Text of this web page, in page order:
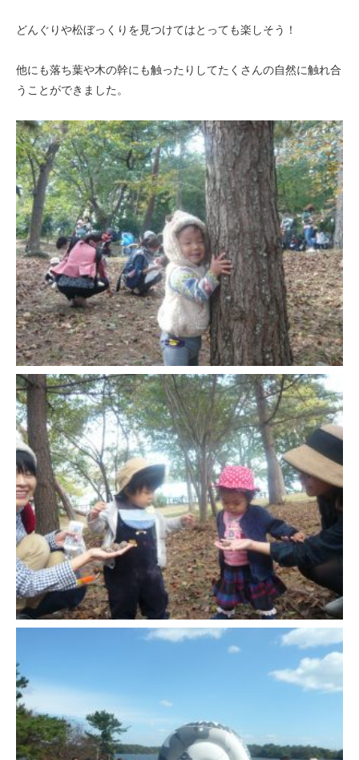
どんぐりや松ぼっくりを見つけてはとっても楽しそう！
他にも落ち葉や木の幹にも触ったりしてたくさんの自然に触れ合
うことができました。